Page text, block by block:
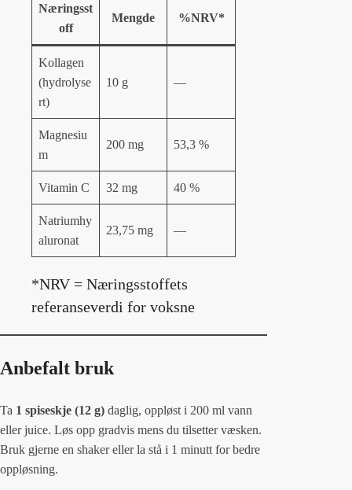
Næringsst
off
Mengde %NRV*
Kollagen
(hydrolyse
rt)
10 g —
Magnesiu
m
200 mg 53,3 %
Vitamin C 32 mg 40 %
Natriumhy
aluronat
23,75 mg —
*NRV = Næringsstoffets
referanseverdi for voksne
Anbefalt bruk
Ta 1 spiseskje (12 g) daglig, oppløst i 200 ml vann
eller juice. Løs opp gradvis mens du tilsetter væsken.
Bruk gjerne en shaker eller la stå i 1 minutt for bedre
oppløsning.